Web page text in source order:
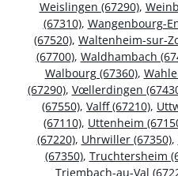
Weislingen (67290),
(67310), Wangenbourg-
(67520), Waltenheim-sur-
(67700), Waldhambach
Walbourg (67360),
(67290), Vœllerdingen
(67550), Valff (67210),
(67110), Uttenheim
(67220), Uhrwiller (67350),
(67350), Truchtersheim
Triembach-au-Val